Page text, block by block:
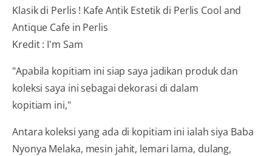
Kredit : I'm Sam
"Apabila kopitiam ini siap saya jadikan produk dan
koleksi saya ini sebagai dekorasi di dalam
kopitiam ini,"
Antara koleksi yang ada di kopitiam ini ialah siya Baba
Nyonya Melaka, mesin jahit, lemari lama, dulang,